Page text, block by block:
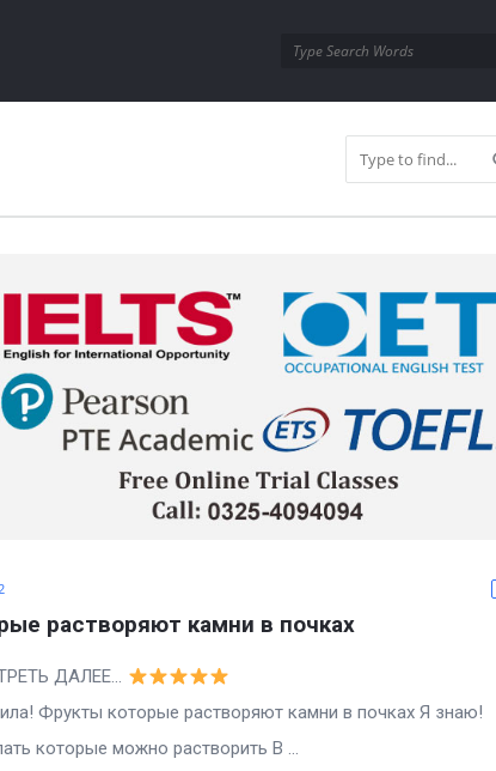
растворяют камни в почках
ДАЛЕЕ…
которые растворяют камни в почках Я знаю!
которые можно растворить В ...